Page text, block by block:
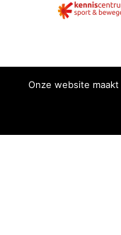
Onze website